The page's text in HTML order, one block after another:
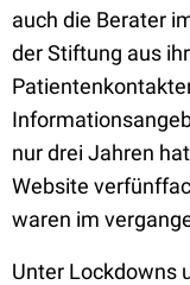
auch die Berater
der Stiftung aus
nur drei Jahren
Website
waren im
Unter Lockdowns